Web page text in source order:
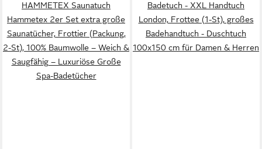
HAMMETEX Saunatuch
Hammetex 2er Set extra große
Saunatücher, Frottier (Packung,
2-St), 100% Baumwolle – Weich &
Saugfähig – Luxuriöse Große
Spa-Badetücher
Badetuch - XXL Handtuch
London, Frottee (1-St), großes
Badehandtuch - Duschtuch
100x150 cm für Damen & Herren